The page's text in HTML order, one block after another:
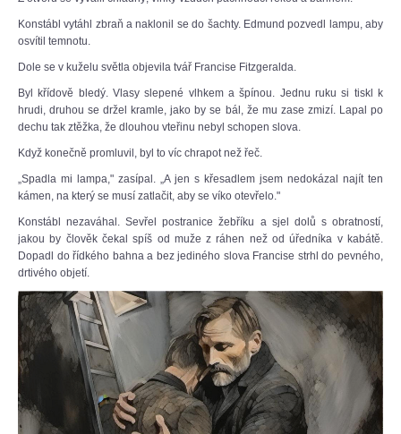
Konstábl vytáhl zbraň a naklonil se do šachty. Edmund pozvedl lampu, aby
osvítil temnotu.
Dole se v kuželu světla objevila tvář Francise Fitzgeralda.
Byl křídově bledý. Vlasy slepené vlhkem a špínou. Jednu ruku si tiskl k
hrudi, druhou se držel kramle, jako by se bál, že mu zase zmizí. Lapal po
dechu tak ztěžka, že dlouhou vteřinu nebyl schopen slova.
Když konečně promluvil, byl to víc chrapot než řeč.
„Spadla mi lampa," zasípal. „A jen s křesadlem jsem nedokázal najít ten
kámen, na který se musí zatlačit, aby se víko otevřelo."
Konstábl nezaváhal. Sevřel postranice žebříku a sjel dolů s obratností,
jakou by člověk čekal spíš od muže z ráhen než od úředníka v kabátě.
Dopadl do řídkého bahna a bez jediného slova Francise strhl do pevného,
drtivého objetí.